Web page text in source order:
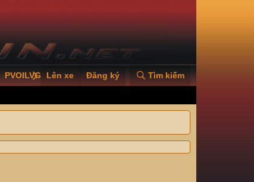
PVOILVGC2026
Lên xe Đăng ký Tìm kiếm